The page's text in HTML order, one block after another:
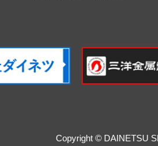
Copyright © DAINETSU